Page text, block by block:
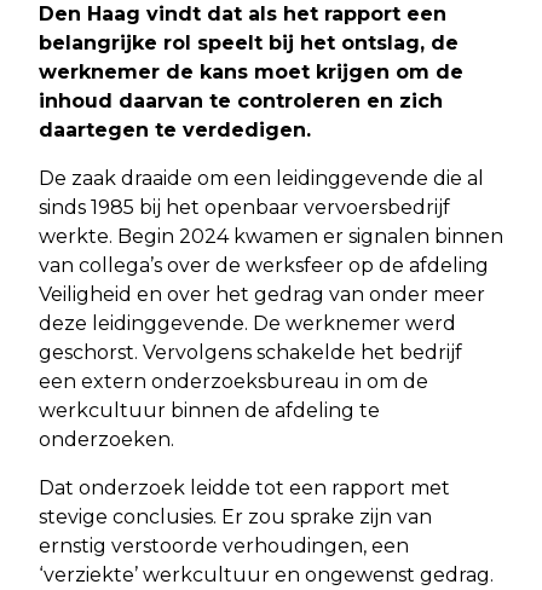
Den Haag vindt dat als het rapport een
belangrijke rol speelt bij het ontslag, de
werknemer de kans moet krijgen om de
inhoud daarvan te controleren en zich
daartegen te verdedigen.
De zaak draaide om een leidinggevende die al
sinds 1985 bij het openbaar vervoersbedrijf
werkte. Begin 2024 kwamen er signalen binnen
van collega’s over de werksfeer op de afdeling
Veiligheid en over het gedrag van onder meer
deze leidinggevende. De werknemer werd
geschorst. Vervolgens schakelde het bedrijf
een extern onderzoeksbureau in om de
werkcultuur binnen de afdeling te
onderzoeken.
Dat onderzoek leidde tot een rapport met
stevige conclusies. Er zou sprake zijn van
ernstig verstoorde verhoudingen, een
‘verziekte’ werkcultuur en ongewenst gedrag.